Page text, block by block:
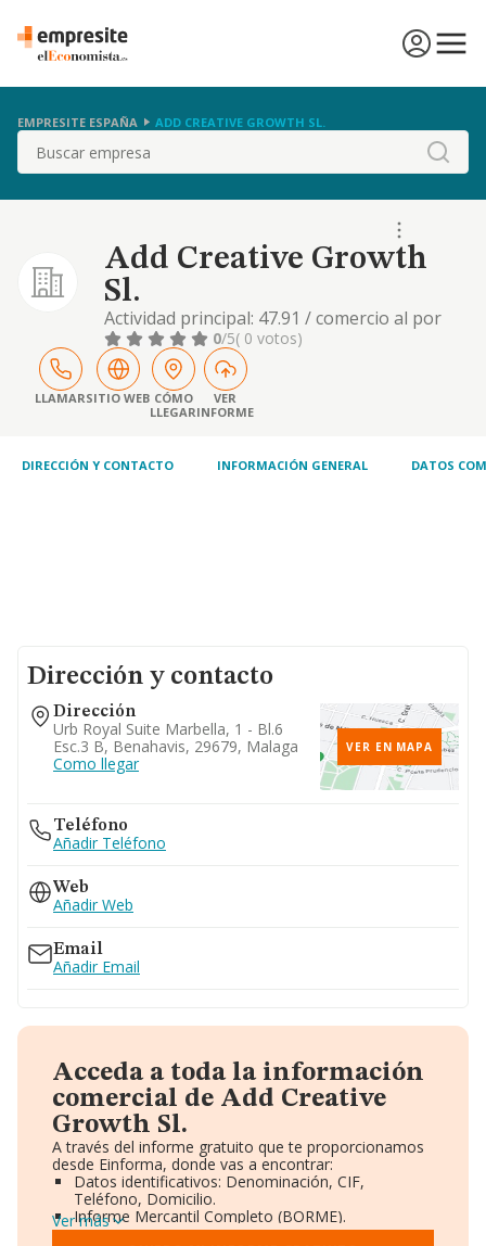
EMPRESITE ESPAÑA ADD CREATIVE GROWTH SL.
Buscar
Add Creative Growth
Sl.
Actividad principal: 47.91 / comercio al por
menor por correspondencia o internet otras
actividades: 96.02 / peluquería y otros
tratamientos de belleza, 61.90 / otras
actividades de telecomunicaciones, 73.11 /
agencias de publicidad, 20.41 / fabricación de
0/5( 0 votos)
LLAMARSITIO WEB CÓMO
LLEGAR
VER
INFORME
DIRECCIÓN Y CONTACTO INFORMACIÓN GENERAL DATOS
Dirección y contacto
Dirección
Urb Royal Suite Marbella, 1 - Bl.6
Esc.3 B, Benahavis, 29679, Malaga
Como llegar
VER EN MAPA
Teléfono
Añadir Teléfono
Web
Añadir Web
Email
Añadir Email
Acceda a toda la información
comercial de Add Creative
Growth Sl.
A través del informe gratuito que te proporcionamos
desde Einforma, donde vas a encontrar:
Datos identificativos: Denominación, CIF,
Teléfono, Domicilio.
Informe Mercantil Completo (BORME).
Gráficos de Evolución Ventas y Empleados.
Ver más